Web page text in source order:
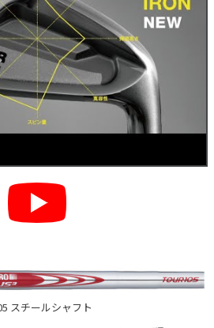
スチールシャフト